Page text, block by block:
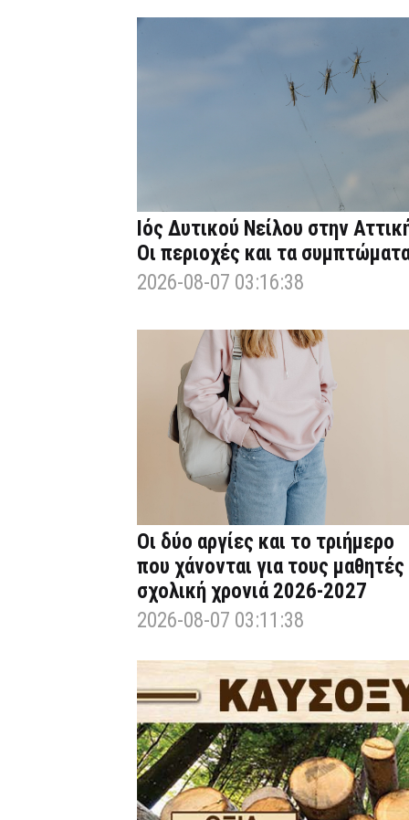
Ιός Δυτικού Νείλου στην
Οι περιοχές και τα
2026-08-07 03:16:38
Οι δύο αργίες και το τριήμερο
που χάνονται για τους μαθητές
σχολική χρονιά 2026-2027
2026-08-07 03:11:38